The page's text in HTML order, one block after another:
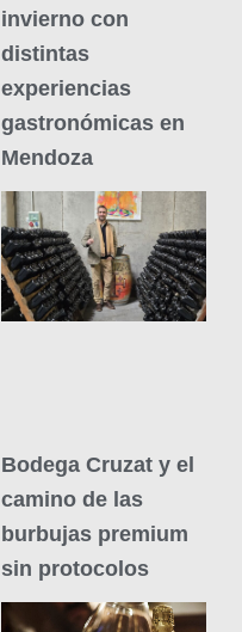
invierno con
distintas
experiencias
gastronómicas en
Mendoza
Bodega Cruzat y el
camino de las
burbujas premium
sin protocolos